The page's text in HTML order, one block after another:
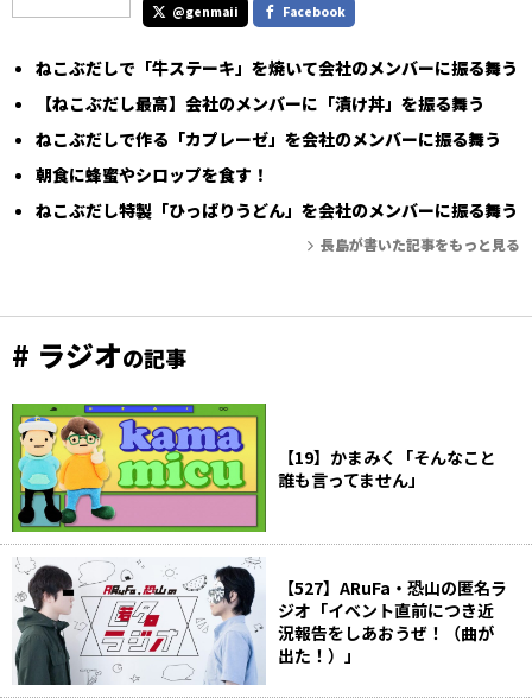
@genmaii Facebook
ねこぶだしで「牛ステーキ」を焼いて会社のメンバーに振る舞う
【ねこぶだし最高】会社のメンバーに「漬け丼」を振る舞う
ねこぶだしで作る「カプレーゼ」を会社のメンバーに振る舞う
朝食に蜂蜜やシロップを食す！
ねこぶだし特製「ひっぱりうどん」を会社のメンバーに振る舞う
長島が書いた記事をもっと見る
# ラジオの記事
【19】かまみく「そんなこと
誰も言ってません」
【527】ARuFa・恐山の匿名ラ
ジオ「イベント直前につき近
況報告をしあおうぜ！（曲が
出た！）」